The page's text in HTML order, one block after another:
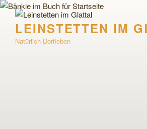
Zum
Inhalt
springenLEINSTETTEN IM
Natürlich Dorfleben